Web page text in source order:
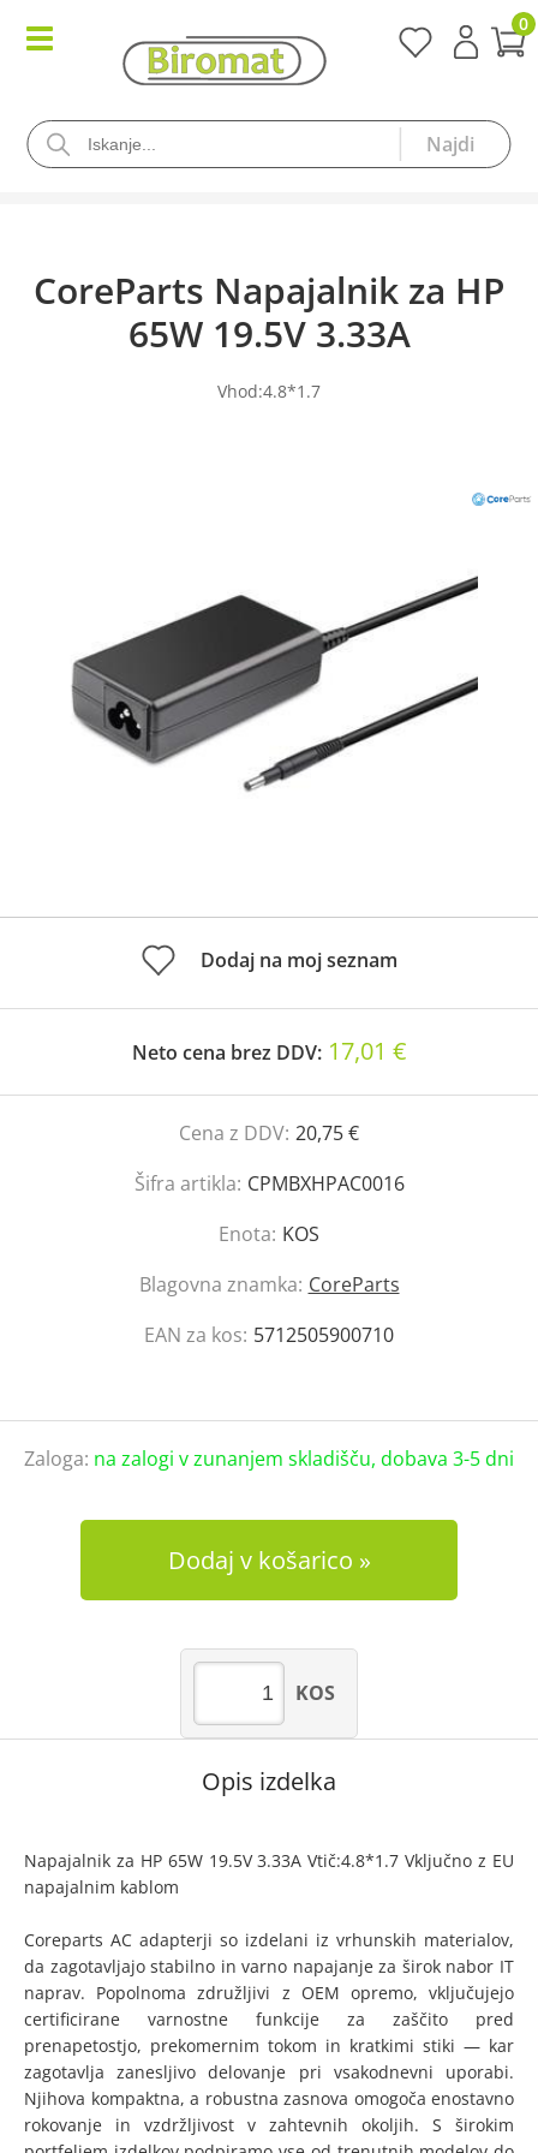
0
CoreParts Napajalnik za HP
65W 19.5V 3.33A
Vhod:4.8*1.7
Dodaj na moj seznam
Neto cena brez DDV: 17,01 €
Cena z DDV: 20,75 €
Šifra artikla: CPMBXHPAC0016
Enota: KOS
Blagovna znamka: CoreParts
EAN za kos: 5712505900710
Zaloga: na zalogi v zunanjem skladišču, dobava 3-5 dni
Dodaj v košarico
KOS
Opis izdelka
Napajalnik za HP 65W 19.5V 3.33A Vtič:4.8*1.7 Vključno z EU
napajalnim kablom
Coreparts AC adapterji so izdelani iz vrhunskih materialov,
da zagotavljajo stabilno in varno napajanje za širok nabor IT
naprav. Popolnoma združljivi z OEM opremo, vključujejo
certificirane varnostne funkcije za zaščito pred
prenapetostjo, prekomernim tokom in kratkimi stiki — kar
zagotavlja zanesljivo delovanje pri vsakodnevni uporabi.
Njihova kompaktna, a robustna zasnova omogoča enostavno
rokovanje in vzdržljivost v zahtevnih okoljih. S širokim